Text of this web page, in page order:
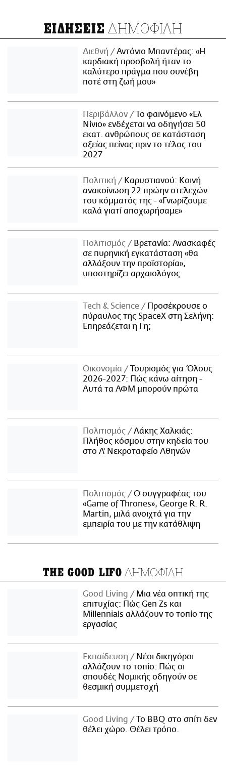
ΕΙΔΗΣΕΙΣ ΔΗΜΟΦΙΛΗ
Διεθνή
Αντόνιο Μπαντέρας: «Η
καρδιακή προσβολή ήταν το
καλύτερο πράγμα που συνέβη
ποτέ στη ζωή μου»
Περιβάλλον
Το φαινόμενο «Ελ
Νίνιο» ενδέχεται να οδηγήσει 50
εκατ. ανθρώπους σε κατάσταση
οξείας πείνας πριν το τέλος του
2027
Πολιτική
Καρυστιανού: Κοινή
ανακοίνωση 22 πρώην στελεχών
του κόμματός της - «Γνωρίζουμε
καλά γιατί αποχωρήσαμε»
Πολιτισμός
Βρετανία: Ανασκαφές
σε πυρηνική εγκατάσταση «θα
αλλάξουν την προϊστορία»,
υποστηρίζει αρχαιολόγος
Τech & Science
Προσέκρουσε ο
πύραυλος της SpaceX στη Σελήνη:
Επηρεάζεται η Γη;
Οικονομία
Τουρισμός για Όλους
2026-2027: Πώς κάνω αίτηση -
Αυτά τα ΑΦΜ μπορούν πρώτα
Πολιτισμός
Λάκης Χαλκιάς:
Πλήθος κόσμου στην κηδεία του
στο Α' Νεκροταφείο Αθηνών
Πολιτισμός
Ο συγγραφέας του
«Game of Thrones», George R. R.
Martin, μιλά ανοιχτά για την
εμπειρία του με την κατάθλιψη
THE GOOD LIFO ΔΗΜΟΦΙΛΗ
Good Living
Μια νέα οπτική της
επιτυχίας: Πώς Gen Zs και
Millennials αλλάζουν το τοπίο της
εργασίας
Εκπαίδευση
Νέοι δικηγόροι
αλλάζουν το τοπίο: Πώς οι
σπουδές Νομικής οδηγούν σε
θεσμική συμμετοχή
Good Living
Το BBQ στο σπίτι δεν
θέλει χώρο. Θέλει τρόπο.